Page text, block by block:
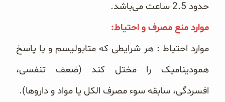
حدود 2.5 ساعت می‌باشد. ‏
‏موارد منع مصرف و احتیاط:‏
موارد احتیاط : هر شرایطی که متابولیسم و یا پاسخ
همودینامیک را مختل کند (ضعف تنفسی،
افسردگی، سابقه سوء ‏مصرف الکل یا مواد و داروها). ‏